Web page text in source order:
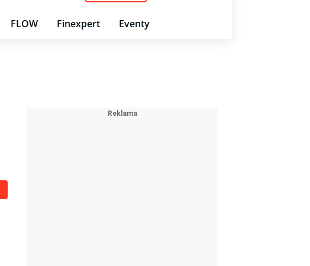
FLOW Finexpert Eventy